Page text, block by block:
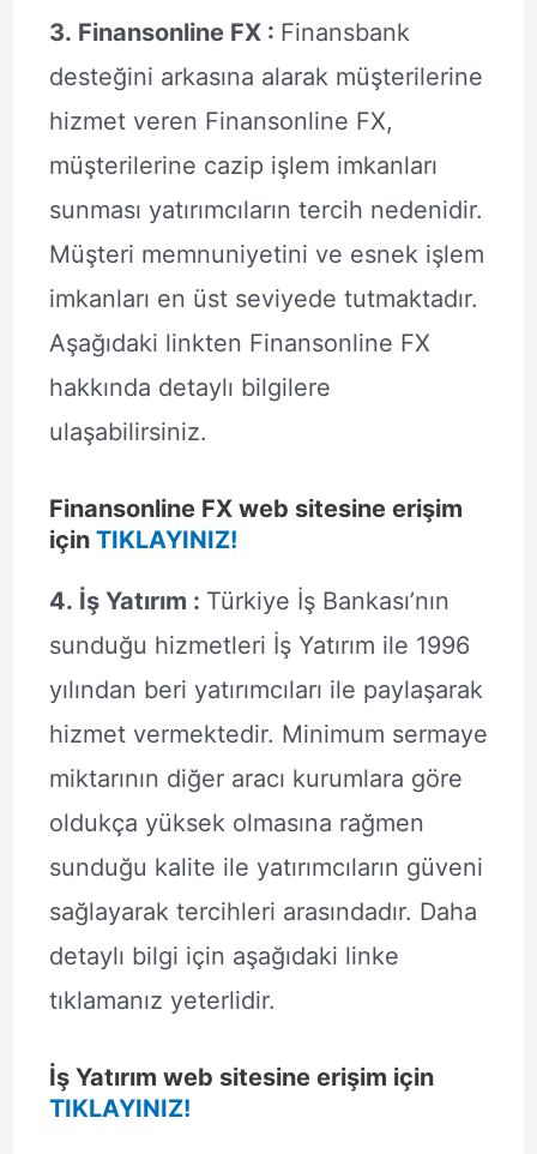
3. Finansonline FX : Finansbank
desteğini arkasına alarak müşterilerine
hizmet veren Finansonline FX,
müşterilerine cazip işlem imkanları
sunması yatırımcıların tercih nedenidir.
Müşteri memnuniyetini ve esnek işlem
imkanları en üst seviyede tutmaktadır.
Aşağıdaki linkten Finansonline FX
hakkında detaylı bilgilere
ulaşabilirsiniz.
Finansonline FX web sitesine erişim
içinTIKLAYINIZ!
4. İş Yatırım : Türkiye İş Bankası’nın
sunduğu hizmetleri İş Yatırım ile 1996
yılından beri yatırımcıları ile paylaşarak
hizmet vermektedir. Minimum sermaye
miktarının diğer aracı kurumlara göre
oldukça yüksek olmasına rağmen
sunduğu kalite ile yatırımcıların güveni
sağlayarak tercihleri arasındadır. Daha
detaylı bilgi için aşağıdaki linke
tıklamanız yeterlidir.
İş Yatırım web sitesine erişim için
TIKLAYINIZ!